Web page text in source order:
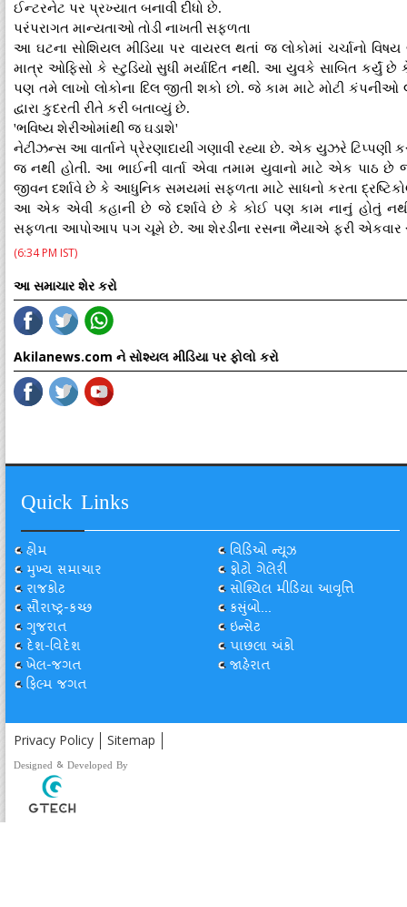
ઈન્ટરનેટ પર પ્રખ્યાત બનાવી દીધો છે.
પરંપરાગત માન્યતાઓ તોડી નાખતી સફળતા
આ ઘટના સોશિયલ મીડિયા પર વાયરલ થતાં જ લોકોમાં ચર્ચાનો
માત્ર ઓફિસો કે સ્ટુડિયો સુધી મર્યાદિત નથી. આ યુવકે સાબિત કર્યું
પણ તમે લાખો લોકોના દિલ જીતી શકો છો. જે કામ માટે મોટી
દ્વારા કુદરતી રીતે કરી બતાવ્યું છે.
'ભવિષ્ય શેરીઓમાંથી જ ઘડાશે'
નેટીઝન્સ આ વાર્તાને પ્રેરણાદાયી ગણાવી રહ્યા છે. એક યુઝરે ટિપ્પણી
જ નથી હોતી. આ ભાઈની વાર્તા એવા તમામ યુવાનો માટે એક
જીવન દર્શાવે છે કે આધુનિક સમયમાં સફળતા માટે સાધનો કરતા
આ એક એવી કહાની છે જે દર્શાવે છે કે કોઈ પણ કામ નાનું હોતું
સફળતા આપોઆપ પગ ચૂમે છે. આ શેરડીના રસના ભૈયાએ ફરી એકવાર
(6:34 PM IST)
આ સમાચાર શેર કરો
Akilanews.com ને સોશ્યલ મીડિયા પર ફોલો કરો
Quick Links
હોમ
મુખ્ય સમાચાર
રાજકોટ
સૌરાષ્ટ્ર-કચ્છ
ગુજરાત
દેશ-વિદેશ
ખેલ-જગત
ફિલ્મ જગત
વિડિઓ ન્યૂઝ
ફોટો ગેલેરી
સોશ્યિલ મીડિયા આવૃત્તિ
કસુંબો...
ઇન્સેટ
પાછલા અંકો
જાહેરાત
Privacy Policy Sitemap
Designed & Developed By